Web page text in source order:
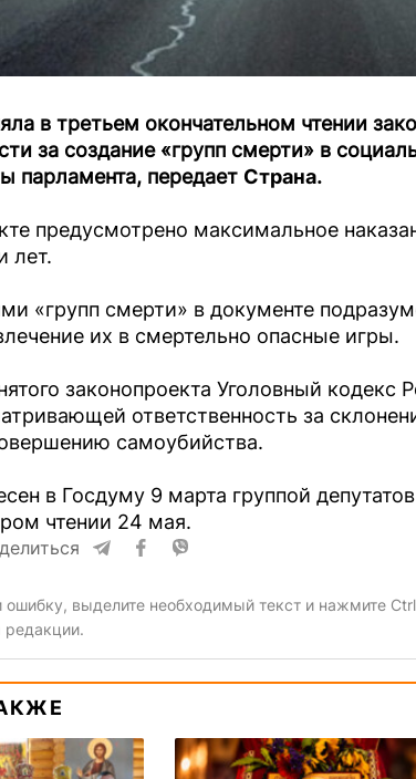
в третьем окончательном чтении
за создание «групп смерти» в
парламента, передает Страна.
предусмотрено максимальное
лет.
«групп смерти» в документе
их в смертельно опасные игры.
законопроекта Уголовный кодекс
ответственность за
самоубийства.
в Госдуму 9 марта группой
чтении 24 мая.
ошибку, выделите необходимый текст и нажмите
редакции.